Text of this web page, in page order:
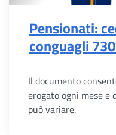
Pensionati:
conguagli
Il documento
erogato ogni mese e
può variare.